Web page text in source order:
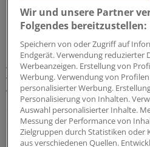
Im Burgenlandkreis
kommunales MVZ
Angesichts des Ärztemangels
vermehrt darüber diskutiert, ob
Versorgung im ländlichen
der Gemeinde Elsteraue
entsteht mit Unterstützung
MVZ. Auf drei Etagen werden
Wir und unsere Partner
Folgendes bereitzustellen:
Speichern von oder Zugriff auf
Endgerät. Verwendung reduzierter
Werbeanzeigen. Erstellung von
Werbung. Verwendung von
personalisierter Werbung.
Personalisierung von Inhalten.
Auswahl personalisierter Inhalte.
Messung der Performance von
Zielgruppen durch Statistiken oder
aus verschiedenen Quellen.